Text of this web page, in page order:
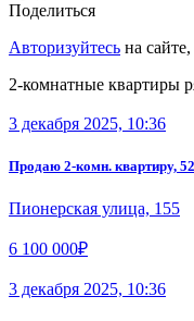
Поделиться
Авторизуйтесь на
2-комнатные квартиры
3 декабря 2025, 10:36
Продаю 2-комн. квартиру,
Пионерская улица, 155
6 100 000₽
3 декабря 2025, 10:36